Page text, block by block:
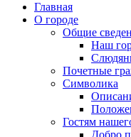
Главная
О городе
Общие
Наш
Почетные
Символика
Гостям